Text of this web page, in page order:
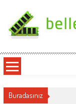
content
bellek.gen.tr
Buradasınız